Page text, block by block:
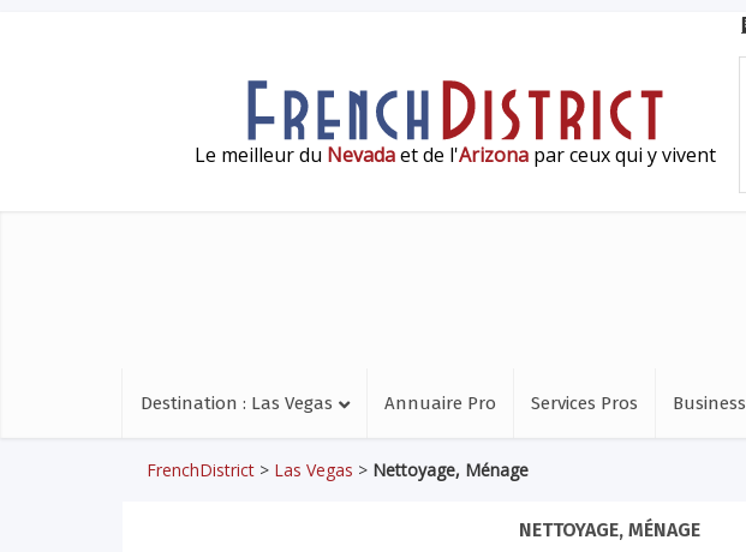
Le meilleur du Nevadaet de l'Arizona par ceux qui y vivent
Destination : Las Vegas Annuaire Pro Services Pros Business
FrenchDistrict > Las Vegas > Nettoyage, Ménage
NETTOYAGE, MÉNAGE